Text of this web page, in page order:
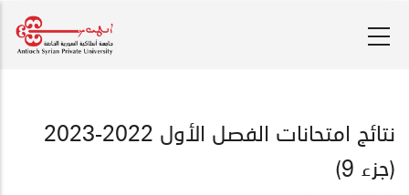
نتائج امتحانات الفصل الأول 2022-2023
(جزء 9)